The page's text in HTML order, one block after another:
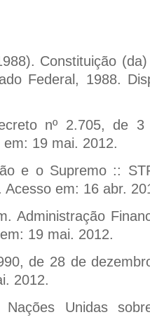
Constituição
Federal, 1988.
nº 2.705, de
em: 19 mai. 2012.
e o Supremo ::
Acesso em: 16 abr.
Administração
19 mai. 2012.
de 28 de
2012.
Nações Unidas